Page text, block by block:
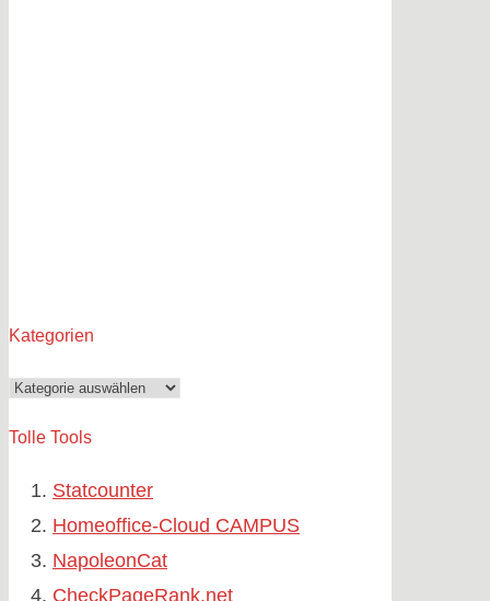
Kategorien
Kategorien
Tolle Tools
Statcounter
Homeoffice-Cloud CAMPUS
NapoleonCat
CheckPageRank.net